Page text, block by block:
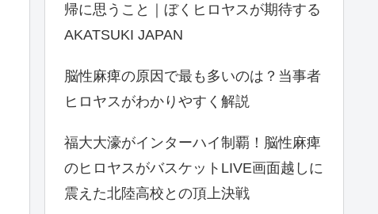
帰に思うこと｜ぼくヒロヤスが期待する
AKATSUKI JAPAN
脳性麻痺の原因で最も多いのは？当事者
ヒロヤスがわかりやすく解説
福大大濠がインターハイ制覇！脳性麻痺
のヒロヤスがバスケットLIVE画面越しに
震えた北陸高校との頂上決戦